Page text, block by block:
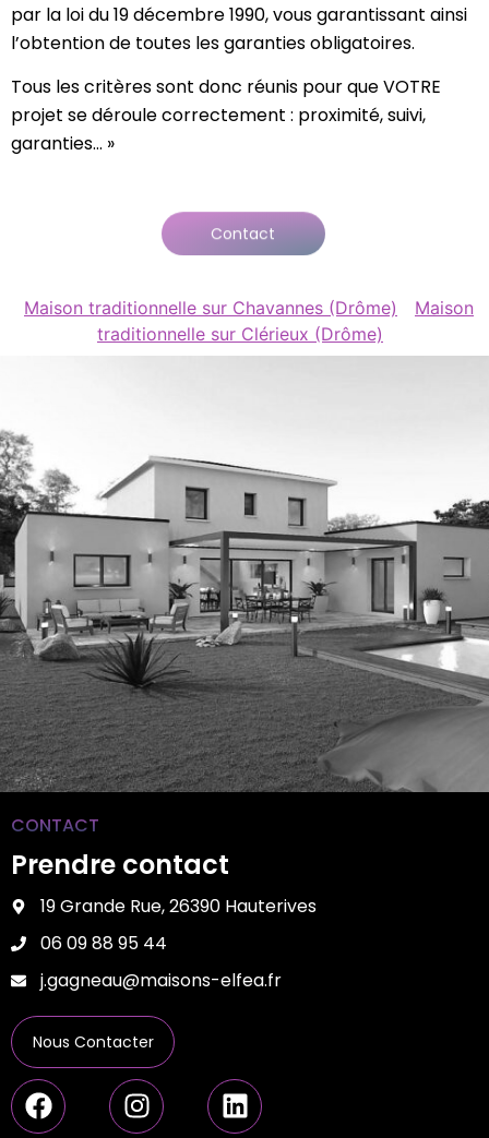
par la loi du 19 décembre 1990, vous garantissant ainsi
l’obtention de toutes les garanties obligatoires.
Tous les critères sont donc réunis pour que VOTRE
projet se déroule correctement : proximité, suivi,
garanties… »
Contact
Maison traditionnelle sur Chavannes (Drôme)
Maison
traditionnelle sur Clérieux (Drôme)
CONTACT
Prendre contact
19 Grande Rue, 26390 Hauterives
06 09 88 95 44
j.gagneau@maisons-elfea.fr
Nous Contacter